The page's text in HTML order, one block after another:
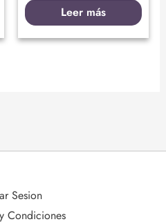
Leer más
Sesion
Condiciones